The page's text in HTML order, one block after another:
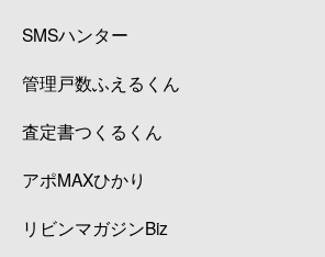
SMSハンター
管理戸数ふえるくん
査定書つくるくん
アポMAXひかり
リビンマガジンBiz